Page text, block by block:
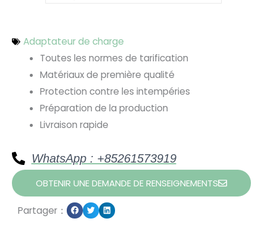
Adaptateur de charge
Toutes les normes de tarification
Matériaux de première qualité
Protection contre les intempéries
Préparation de la production
Livraison rapide
WhatsApp : +85261573919
OBTENIR UNE DEMANDE DE RENSEIGNEMENTS
Partager：